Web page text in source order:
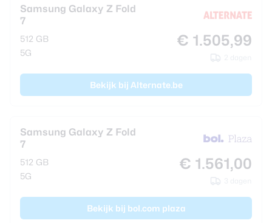
Samsung Galaxy Z Fold
7
512 GB
5G
€ 1.505,99
Bekijk bij Alternate.be
Samsung Galaxy Z Fold
7
512 GB
5G
€ 1.561,00
Bekijk bij bol.com plaza